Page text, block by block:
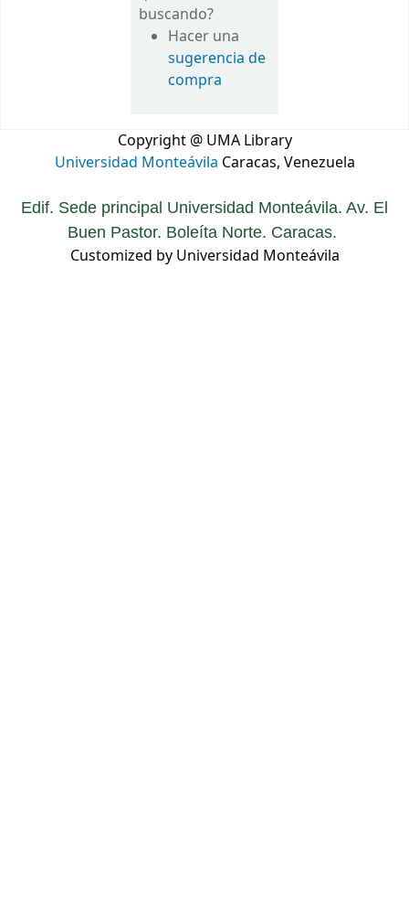
buscando?
Hacer una
sugerencia de
compra
Copyright @ UMA Library
Universidad Monteávila Caracas, Venezuela
Edif. Sede principal Universidad Monteávila. Av. El
Buen Pastor. Boleíta Norte. Caracas.
Customized by Universidad Monteávila